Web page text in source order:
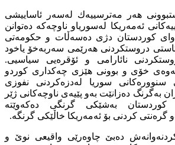
هەر مەترسییەك لەسەر ئاساییشی
ئەمەریكا لەسوریاو ناوچەكە دەتوانن
كوردستان دژی دەسەڵات و حكومەتی
دروستكردنی هەرێمی سەربەخۆ یاخود
نائارامی و ئۆقرەیی سیاسیی.
خۆی و بوونی هێزی چەكداری كوردو
سنوورەكانی سوریا لەدزەكردنی نفوزی
بەگرنگ دەزانێت بەو پێیەی ناوچەكانی ژێر
كوردستان بەشێكی گرنگی دەكەوێتە
گرەنتی كردنی بۆ ئەمەریكا خاڵێكی گرنگە.
دەبێ چاوەرێی واقیعی نوێ و